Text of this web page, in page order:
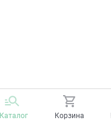
Каталог Корзина